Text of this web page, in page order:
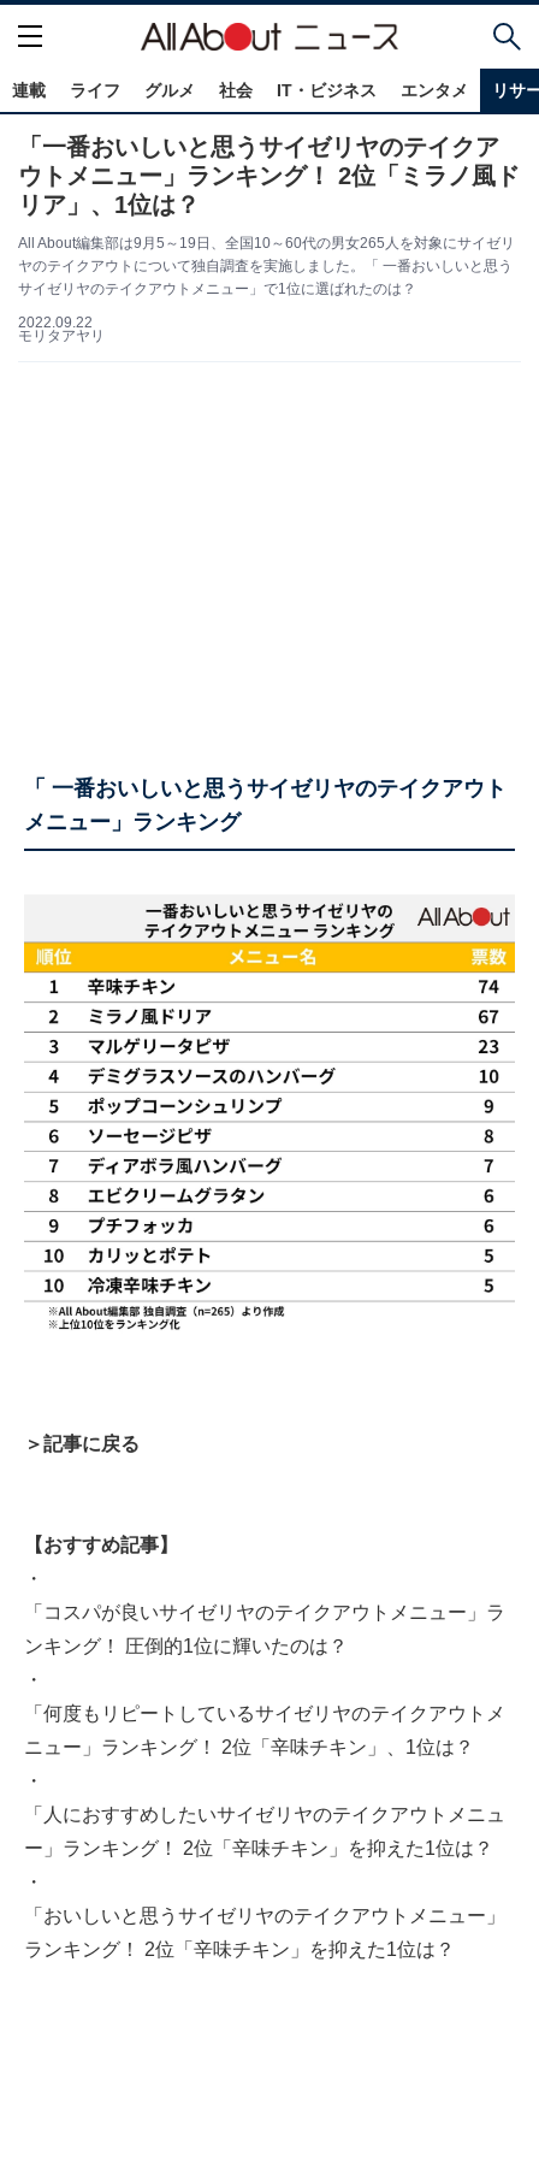
連載 ライフ グルメ 社会 IT・ビジネス エンタメ リサ
「一番おいしいと思うサイゼリヤのテイクア
ウトメニュー」ランキング！ 2位「ミラノ風ド
リア」、1位は？
All About編集部は9月5～19日、全国10～60代の男女265人を対象にサイゼリ
ヤのテイクアウトについて独自調査を実施しました。「 一番おいしいと思う
サイゼリヤのテイクアウトメニュー」で1位に選ばれたのは？
2022.09.22
モリタアヤリ
「 一番おいしいと思うサイゼリヤのテイクアウト
メニュー」ランキング
＞記事に戻る
【おすすめ記事】
・
「コスパが良いサイゼリヤのテイクアウトメニュー」ラ
ンキング！ 圧倒的1位に輝いたのは？
・
「何度もリピートしているサイゼリヤのテイクアウトメ
ニュー」ランキング！ 2位「辛味チキン」、1位は？
・
「人におすすめしたいサイゼリヤのテイクアウトメニュ
ー」ランキング！ 2位「辛味チキン」を抑えた1位は？
・
「おいしいと思うサイゼリヤのテイクアウトメニュー」
ランキング！ 2位「辛味チキン」を抑えた1位は？